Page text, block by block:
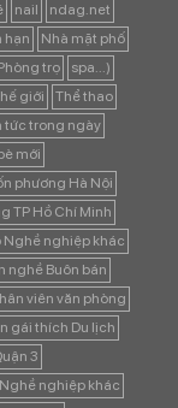
nail
ndag.net
hạn
Nhà mặt phố
trọ
spa...)
giới
Thể thao
tức trong ngày
mới
phương Hà Nội
TP Hồ Chí Minh
Nghề nghiệp khác
nghề Buôn bán
viên văn phòng
gái thích Du lịch
3
nghiệp khác